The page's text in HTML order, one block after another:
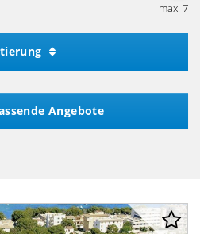
max. 7
Angebote